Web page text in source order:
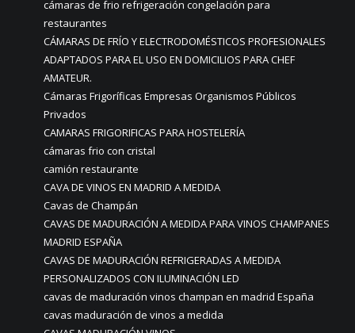
cámaras de frio refrigeración congelación para
restaurantes
CÁMARAS DE FRÍO Y ELECTRODOMÉSTICOS PROFESIONALES
ADAPTADOS PARA EL USO EN DOMICILIOS PARA CHEF
AMATEUR.
Cámaras Frigoríficas Empresas Organismos Públicos
Privados
CAMARAS FRIGORIFICAS PARA HOSTELERÍA
cámaras frio con cristal
camión restaurante
CAVA DE VINOS EN MADRID A MEDIDA
Cavas de Champán
CAVAS DE MADURACIÓN A MEDIDA PARA VINOS CHAMPANES
MADRID ESPAÑA
CAVAS DE MADURACIÓN REFRIGERADAS A MEDIDA
PERSONALIZADOS CON ILUMINACIÓN LED
cavas de maduración vinos champan en madrid España
cavas maduración de vinos a medida